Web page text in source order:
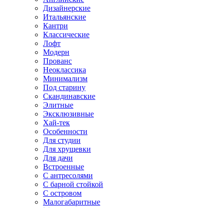
Дизайнерские
Итальянские
Кантри
Классические
Лофт
Модерн
Прованс
Неоклассика
Минимализм
Под старину
Скандинавские
Элитные
Эксклюзивные
Хай-тек
Особенности
Для студии
Для хрущевки
Для дачи
Встроенные
С антресолями
С барной стойкой
С островом
Малогабаритные